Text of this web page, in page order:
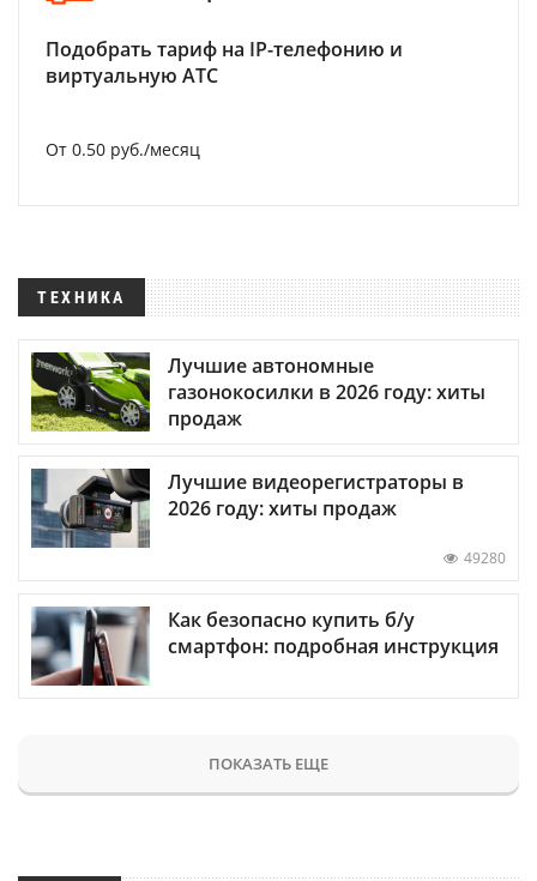
Подобрать тариф на IP-телефонию и
виртуальную АТС
От 0.50 руб./месяц
ТЕХНИКА
Лучшие автономные
газонокосилки в 2026 году: хиты
продаж
Лучшие видеорегистраторы в
2026 году: хиты продаж
49280
Как безопасно купить б/у
смартфон: подробная инструкция
ПОКАЗАТЬ ЕЩЕ